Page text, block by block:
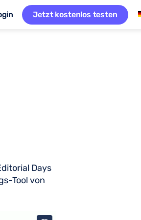
Jetzt kostenlos testen
Days
Tool von